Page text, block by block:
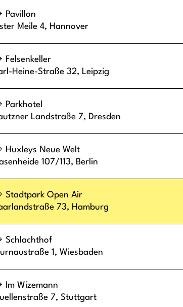
Pavillon
Meile 4, Hannover
Felsenkeller
Heine-Straße 32, Leipzig
Parkhotel
Landstraße 7, Dresden
Huxleys Neue Welt
107/113, Berlin
Stadtpark Open Air
73, Hamburg
Schlachthof
1, Wiesbaden
Im Wizemann
7, Stuttgart